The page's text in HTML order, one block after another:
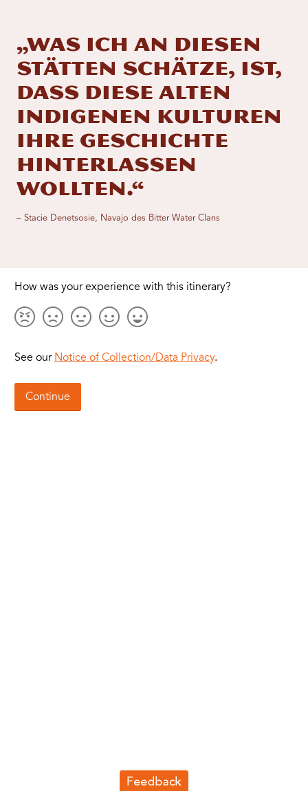
„Was ich an diesen
Stätten schätze, ist,
dass diese alten
indigenen Kulturen
ihre Geschichte
hinterlassen
wollten.“
– Stacie Denetsosie, Navajo des Bitter Water Clans